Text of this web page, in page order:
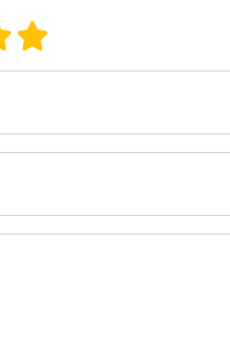
ocjena 5
4
3
2